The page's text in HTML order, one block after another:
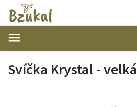
Svíčka Krystal - velká